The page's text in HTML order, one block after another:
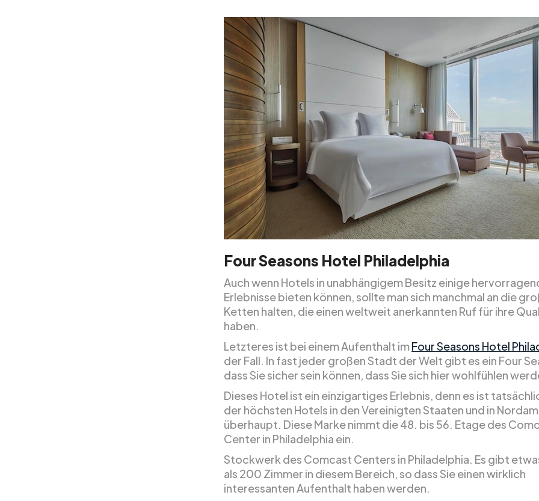
Four Seasons Hotel Philadelphia
Auch wenn Hotels in unabhängigem Besitz einige
Erlebnisse bieten können, sollte man sich manchmal an die
Ketten halten, die einen weltweit anerkannten Ruf für ihre
haben.
Letzteres ist bei einem Aufenthalt imFour Seasons Hotel
der Fall. In fast jeder großen Stadt der Welt gibt es ein Four
dass Sie sicher sein können, dass Sie sich hier wohlfühlen
Dieses Hotel ist ein einzigartiges Erlebnis, denn es ist
der höchsten Hotels in den Vereinigten Staaten und in
überhaupt. Diese Marke nimmt die 48. bis 56. Etage des
Center in Philadelphia ein.
Stockwerk des Comcast Centers in Philadelphia. Es gibt
als 200 Zimmer in diesem Bereich, so dass Sie einen wirklich
interessanten Aufenthalt haben werden.